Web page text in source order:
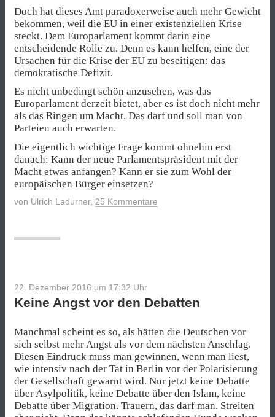
Doch hat dieses Amt paradoxerweise auch mehr Gewicht
bekommen, weil die EU in einer existenziellen Krise
steckt. Dem Europarlament kommt darin eine
entscheidende Rolle zu. Denn es kann helfen, eine der
Ursachen für die Krise der EU zu beseitigen: das
demokratische Defizit.
Es nicht unbedingt schön anzusehen, was das
Europarlament derzeit bietet, aber es ist doch nicht mehr
als das Ringen um Macht. Das darf und soll man von
Parteien auch erwarten.
Die eigentlich wichtige Frage kommt ohnehin erst
danach: Kann der neue Parlamentspräsident mit der
Macht etwas anfangen? Kann er sie zum Wohl der
europäischen Bürger einsetzen?
von Ulrich Ladurner, 25 Kommentare
22. Dezember 2016 um 17:32 Uhr
Keine Angst vor den Debatten
Manchmal scheint es so, als hätten die Deutschen vor
sich selbst mehr Angst als vor dem nächsten Anschlag.
Diesen Eindruck muss man gewinnen, wenn man liest,
wie intensiv nach der Tat in Berlin vor der Polarisierung
der Gesellschaft gewarnt wird. Nur jetzt keine Debatte
über Asylpolitik, keine Debatte über den Islam, keine
Debatte über Migration. Trauern, das darf man. Streiten